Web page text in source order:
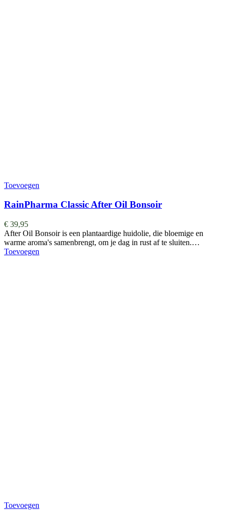
Toevoegen
RainPharma Classic After Oil Bonsoir
€ 39,95
After Oil Bonsoir is een plantaardige huidolie, die bloemige en
warme aroma's samenbrengt, om je dag in rust af te sluiten.…
Toevoegen
Toevoegen